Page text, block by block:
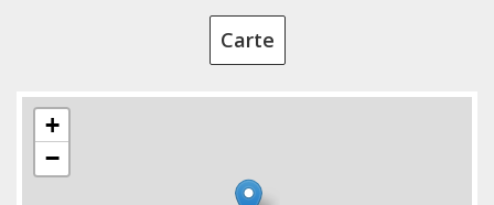
Carte
+
−